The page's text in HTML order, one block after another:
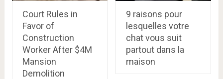
Court Rules in
Favor of
Construction
Worker After $4M
Mansion
Demolition
9 raisons pour
lesquelles votre
chat vous suit
partout dans la
maison